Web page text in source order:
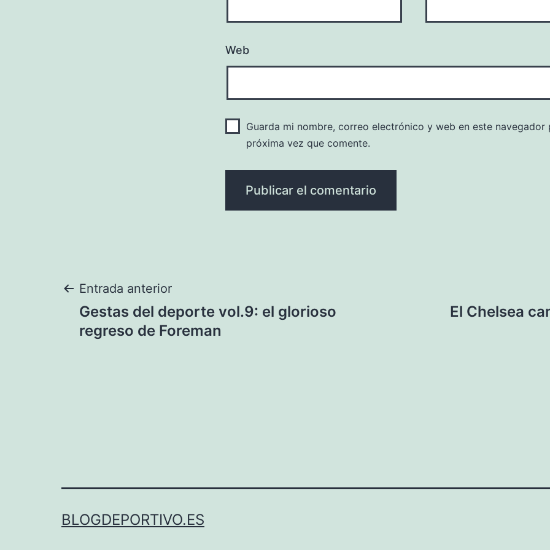
Web
Guarda mi nombre, correo electrónico y web en este navegador
próxima vez que comente.
Navegación
de
Entrada anterior
Gestas del deporte vol.9: el glorioso
regreso de Foreman
El Chelsea
BLOGDEPORTIVO.ES